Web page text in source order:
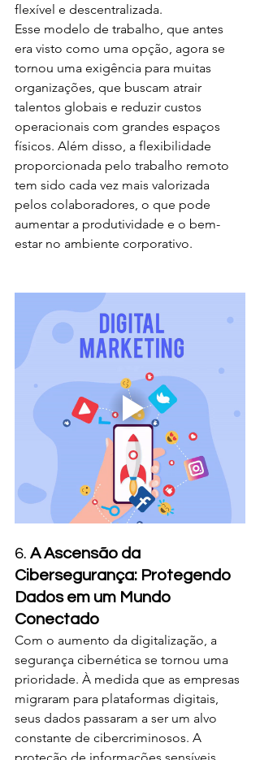
flexível e descentralizada.
Esse modelo de trabalho, que antes
era visto como uma opção, agora se
tornou uma exigência para muitas
organizações, que buscam atrair
talentos globais e reduzir custos
operacionais com grandes espaços
físicos. Além disso, a flexibilidade
proporcionada pelo trabalho remoto
tem sido cada vez mais valorizada
pelos colaboradores, o que pode
aumentar a produtividade e o bem-
estar no ambiente corporativo.
6. A Ascensão da
Cibersegurança: Protegendo
Dados em um Mundo
Conectado
Com o aumento da digitalização, a
segurança cibernética se tornou uma
prioridade. À medida que as empresas
migraram para plataformas digitais,
seus dados passaram a ser um alvo
constante de cibercriminosos. A